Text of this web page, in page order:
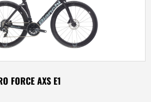
FORCE AXS E1